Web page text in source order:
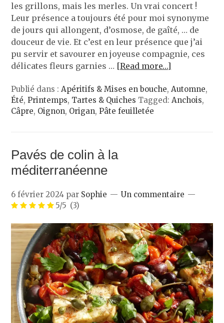
les grillons, mais les merles. Un vrai concert !
Leur présence a toujours été pour moi synonyme
de jours qui allongent, d’osmose, de gaîté, … de
douceur de vie. Et c’est en leur présence que j’ai
pu servir et savourer en joyeuse compagnie, ces
délicates fleurs garnies … [Read more…]
Publié dans : Apéritifs & Mises en bouche, Automne,
Été,Printemps, Tartes & Quiches Tagged: Anchois,
Câpre, Oignon, Origan,Pâte feuilletée
Pavés de colin à la
méditerranéenne
6 février 2024 par Sophie
Un commentaire
5/5 (3)